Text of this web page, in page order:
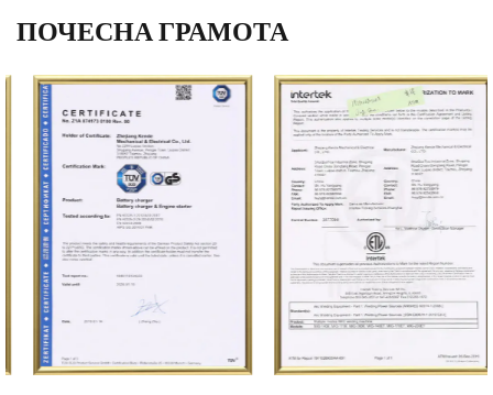
ПОЧЕСНА ГРАМОТА